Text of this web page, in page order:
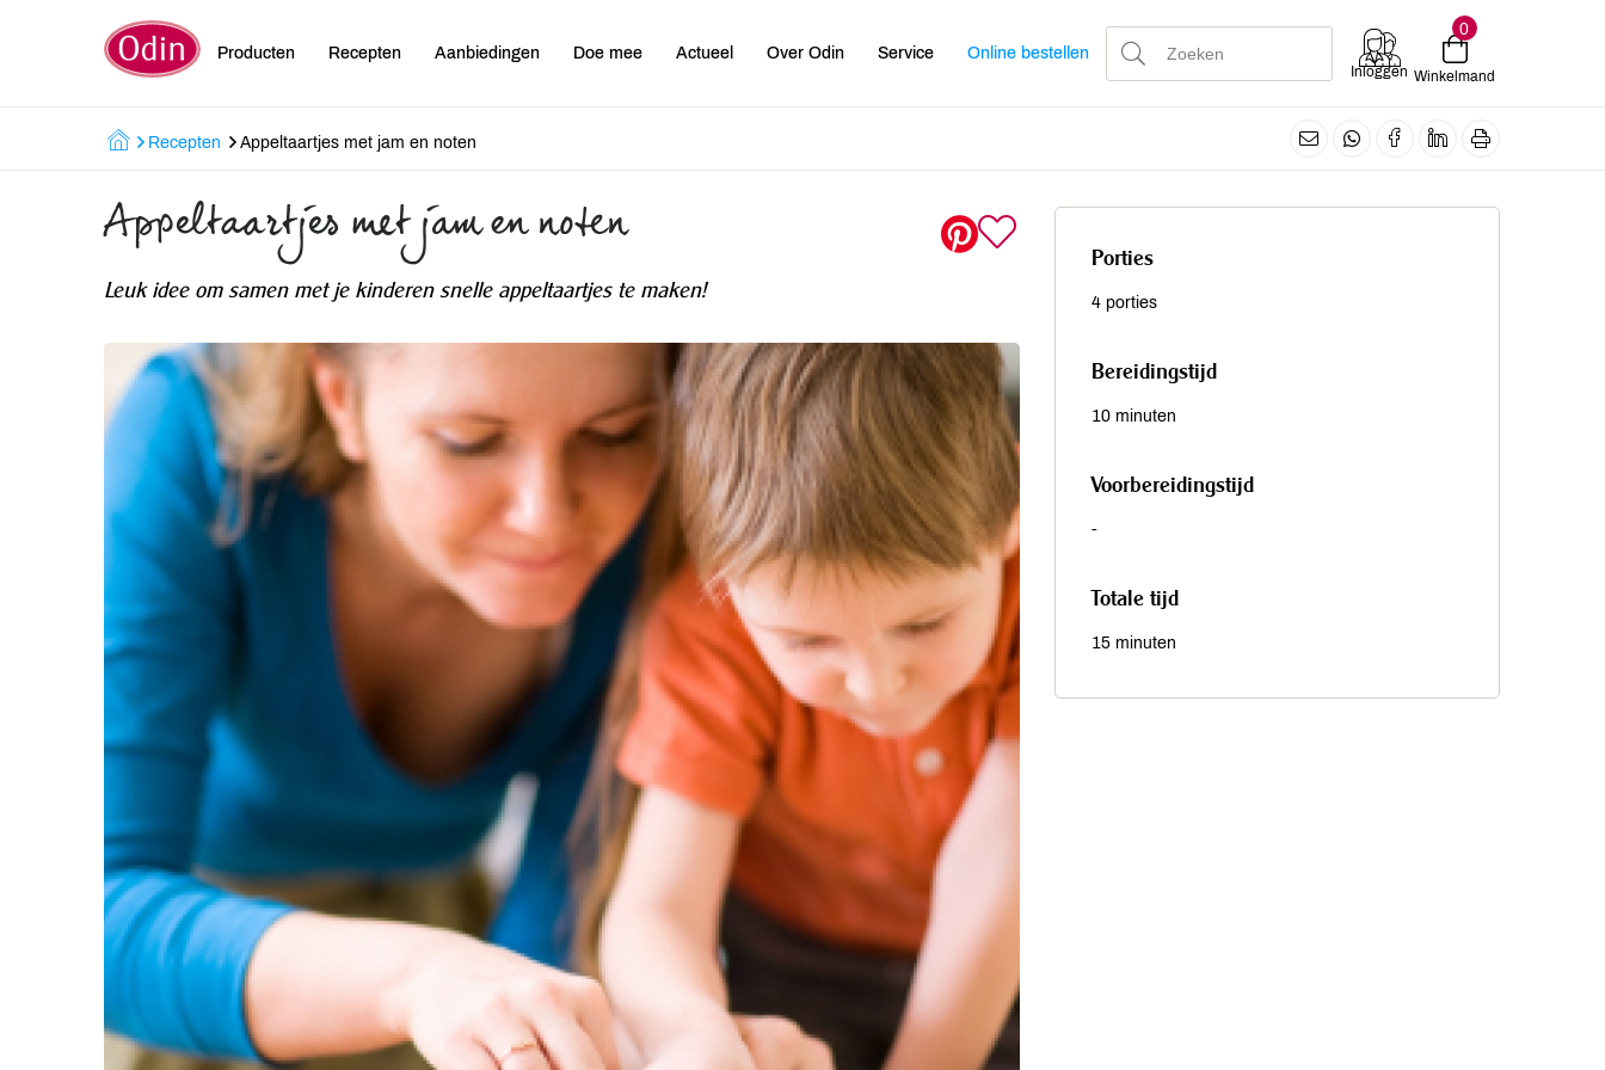
Producten Recepten Aanbiedingen Doe mee Actueel Over Odin Service Online bestellen
Inloggen
0
Winkelmand
Recepten Appeltaartjes met jam en noten
Appeltaartjes met jam en noten
Leuk idee om samen met je kinderen snelle appeltaartjes te maken!
Porties
4 porties
Bereidingstijd
10 minuten
Voorbereidingstijd
-
Totale tijd
15 minuten